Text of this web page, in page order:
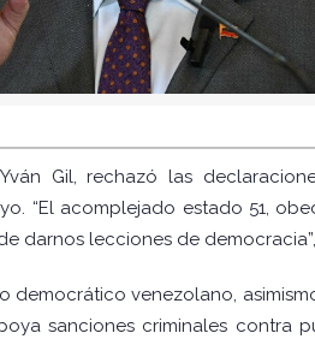
Gil, rechazó las
“El acomplejado estado 51,
darnos lecciones de
venezolano,
sanciones criminales contra